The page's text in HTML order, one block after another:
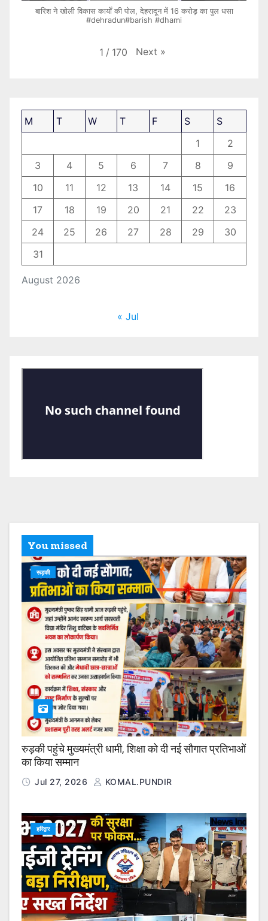
बारिश ने खोली विकास कार्यों की पोल, देहरादून में 16 करोड़ का पुल धसा
#dehradun#barish #dhami
1 / 170 Next »
August 2026
M T W T F S
S
1
2
3
4 5 6 7 8
9
10
11 12 13 14 15
16
17
18 19 20 21 22
23
24
25 26 27 28 29
30
31
« Jul
You missed
रूड़की
रुड़की पहुंचे मुख्यमंत्री धामी, शिक्षा को दी नई सौगात प्रतिभाओं
का किया सम्मान
Jul 27, 2026 KOMAL.PUNDIR
हरिद्वार